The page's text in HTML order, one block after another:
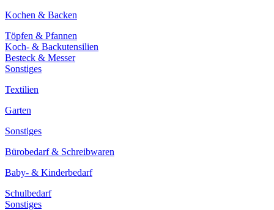
Kochen & Backen
Töpfen & Pfannen
Koch- & Backutensilien
Besteck & Messer
Sonstiges
Textilien
Garten
Sonstiges
Bürobedarf & Schreibwaren
Baby- & Kinderbedarf
Schulbedarf
Sonstiges